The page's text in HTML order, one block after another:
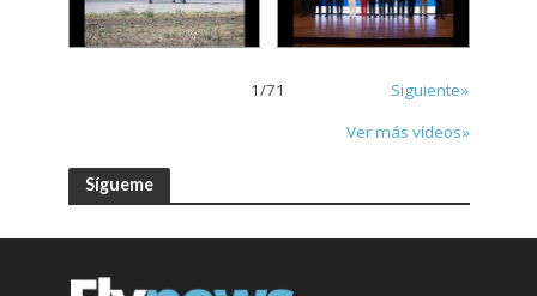
1/71
Siguiente»
Ver más vídeos»
Sígueme